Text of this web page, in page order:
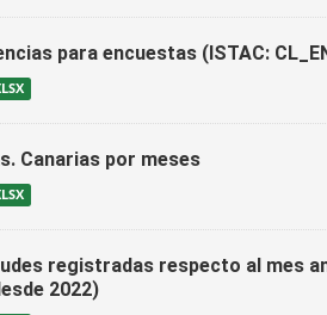
para encuestas (ISTAC:
Canarias por meses
registradas respecto al mes
2022)